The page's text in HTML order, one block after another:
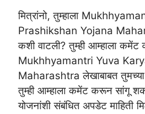
मित्रांनो, तुम्हाला
Prashikshan Yojana
कशी वाटली? तुम्ही आम्हाला
Mukhhyamantri Yuva
Maharashtra लेखाबाबत
तुम्ही आम्हाला कमेंट करून सांगू
योजनांशी संबंधित अपडेट माहिती